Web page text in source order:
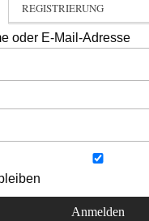
REGISTRIERUNG
oder E-Mail-Adresse